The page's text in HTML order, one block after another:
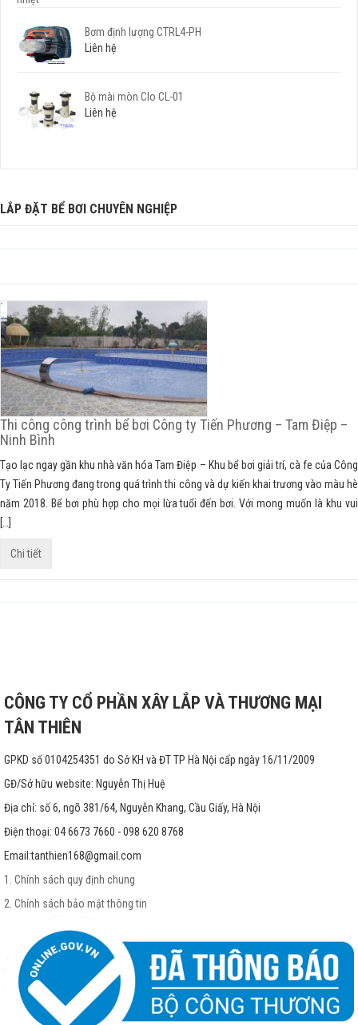
Bơm định lượng CTRL4-PH
Liên hệ
Bộ mài mòn Clo CL-01
Liên hệ
LẮP ĐẶT BỂ BƠI CHUYÊN NGHIỆP
Thi công công trình bể bơi Công ty Tiến Phương – Tam Điệp –
Ninh Bình
Tạo lạc ngay gần khu nhà văn hóa Tam Điệp – Khu bể bơi giải trí, cà fe của Công
Ty Tiến Phương đang trong quá trình thi công và dự kiến khai trương vào màu hè
năm 2018. Bể bơi phù hợp cho mọi lừa tuổi đến bơi. Với mong muốn là khu vui
[…]
Chi tiết
CÔNG TY CỔ PHẦN XÂY LẮP VÀ THƯƠNG MẠI
TÂN THIÊN
GPKD số 0104254351 do Sở KH và ĐT TP Hà Nội cấp ngày 16/11/2009
GĐ/Sở hữu website: Nguyễn Thị Huệ
Địa chỉ: số 6, ngõ 381/64, Nguyễn Khang, Cầu Giấy, Hà Nội
Điện thoại: 04 6673 7660 - 098 620 8768
Email:tanthien168@gmail.com
1. Chính sách quy định chung
2. Chính sách bảo mật thông tin